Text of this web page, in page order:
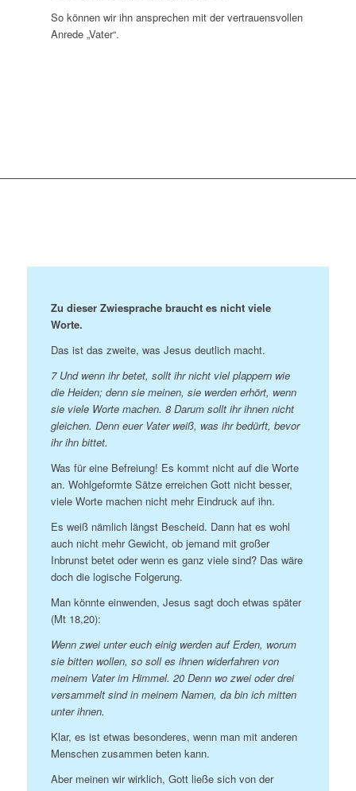
So können wir ihn ansprechen mit der vertrauensvollen
Anrede „Vater“.
Zu dieser Zwiesprache braucht es nicht viele
Worte.
Das ist das zweite, was Jesus deutlich macht.
7 Und wenn ihr betet, sollt ihr nicht viel plappern wie
die Heiden; denn sie meinen, sie werden erhört, wenn
sie viele Worte machen. 8 Darum sollt ihr ihnen nicht
gleichen. Denn euer Vater weiß, was ihr bedürft, bevor
ihr ihn bittet.
Was für eine Befreiung! Es kommt nicht auf die Worte
an. Wohlgeformte Sätze erreichen Gott nicht besser,
viele Worte machen nicht mehr Eindruck auf ihn.
Es weiß nämlich längst Bescheid. Dann hat es wohl
auch nicht mehr Gewicht, ob jemand mit großer
Inbrunst betet oder wenn es ganz viele sind? Das wäre
doch die logische Folgerung.
Man könnte einwenden, Jesus sagt doch etwas später
(Mt 18,20):
Wenn zwei unter euch einig werden auf Erden, worum
sie bitten wollen, so soll es ihnen widerfahren von
meinem Vater im Himmel. 20 Denn wo zwei oder drei
versammelt sind in meinem Namen, da bin ich mitten
unter ihnen.
Klar, es ist etwas besonderes, wenn man mit anderen
Menschen zusammen beten kann.
Aber meinen wir wirklich, Gott ließe sich von der